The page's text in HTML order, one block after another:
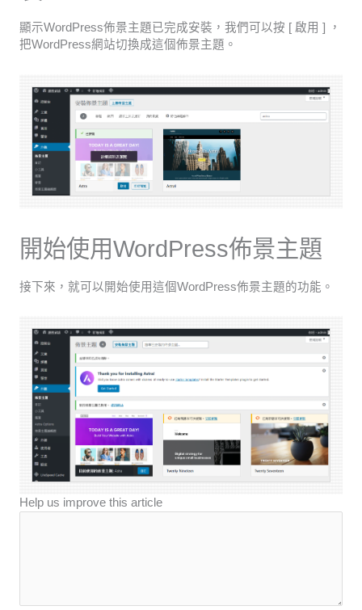
顯示WordPress佈景主題已完成安裝，我們可以按 [ 啟用 ] ，
把WordPress網站切換成這個佈景主題。
開始使用WordPress佈景主題
接下來，就可以開始使用這個WordPress佈景主題的功能。
Help us improve this article